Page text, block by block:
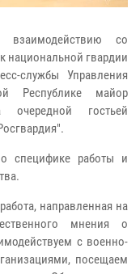
со
национальной гвардии
службы Управления
Республике майор
гостьей
специфике работы и
направленная на
мнения о
с военно-
посещаем